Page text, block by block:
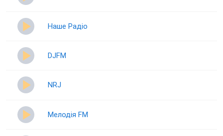
Наше Радіо
DJFM
NRJ
Мелодія FM